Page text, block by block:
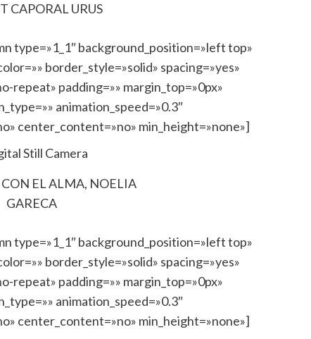
CAPORAL URUS
type=»1_1″ background_position=»left top»
border_style=»solid» spacing=»yes»
repeat» padding=»» margin_top=»0px»
animation_speed=»0.3″
center_content=»no» min_height=»none»]
EL ALMA, NOELIA
GARECA
type=»1_1″ background_position=»left top»
border_style=»solid» spacing=»yes»
repeat» padding=»» margin_top=»0px»
animation_speed=»0.3″
center_content=»no» min_height=»none»]